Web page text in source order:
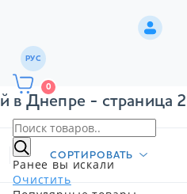
РУС
0
Ранее вы искали
Очистить
в Днепре - страница 2
СОРТИРОВАТЬ